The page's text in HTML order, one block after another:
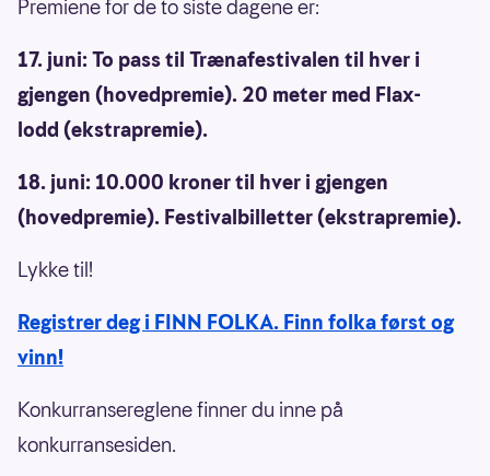
Premiene for de to siste dagene er:
17. juni: To pass til Trænafestivalen til hver i
gjengen (hovedpremie). 20 meter med Flax-
lodd (ekstrapremie).
18. juni: 10.000 kroner til hver i gjengen
(hovedpremie). Festivalbilletter (ekstrapremie).
Lykke til!
Registrer deg i FINN FOLKA. Finn folka først og
vinn!
Konkurransereglene finner du inne på
konkurransesiden.